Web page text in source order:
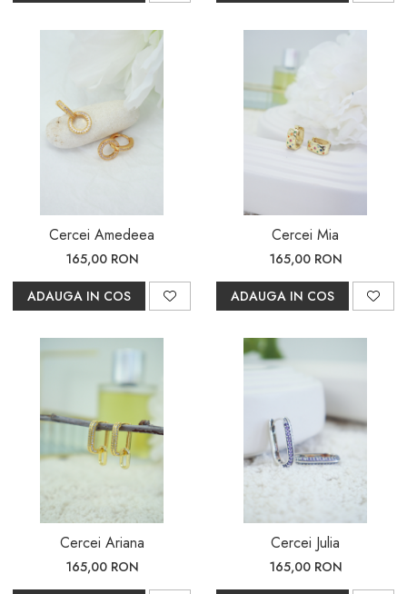
Cercei Amedeea
165,00 RON
ADAUGA IN COS
Cercei Mia
165,00 RON
ADAUGA IN COS
Cercei Ariana
165,00 RON
Cercei Julia
165,00 RON